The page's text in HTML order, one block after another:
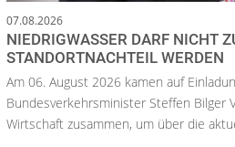
07.08.2026
NIEDRIGWASSER DARF NICHT
STANDORTNACHTEIL WERDEN
Am 06. August 2026 kamen auf
Bundesverkehrsminister Steffen Bilger
Wirtschaft zusammen, um über die